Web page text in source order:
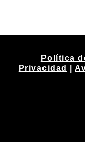
Política
Privacidad
|